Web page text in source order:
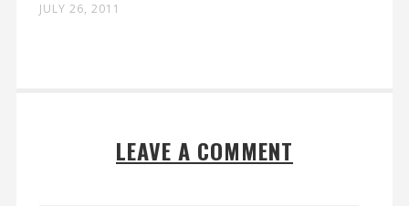
JULY 26, 2011
LEAVE A COMMENT